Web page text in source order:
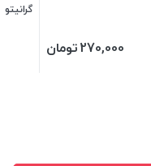
270,000تومان
گرانیتو